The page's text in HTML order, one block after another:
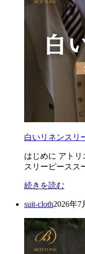
白いリネンスリ
はじめに アト
スリーピースス
続きを読む
suit-cloth2026年7